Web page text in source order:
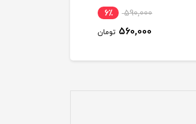
590,000 6٪
560,000 تومان